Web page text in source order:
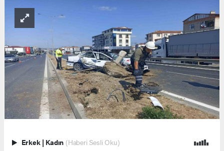
Erkek | Kadın (Haberi Sesli Oku)